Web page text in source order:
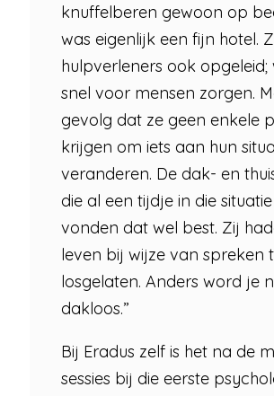
knuffelberen gewoon op
was eigenlijk een fijn hotel.
hulpverleners ook opgeleid;
snel voor mensen zorgen.
gevolg dat ze geen enkele
krijgen om iets aan hun
veranderen. De dak- en
die al een tijdje in die
vonden dat wel best. Zij
leven bij wijze van spreken
losgelaten. Anders word je
dakloos.”
Bij Eradus zelf is het na de
sessies bij die eerste